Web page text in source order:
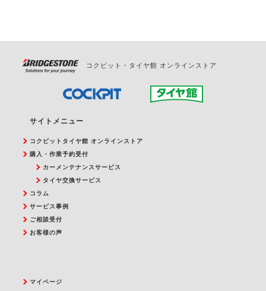
コクピット・タイヤ館 オンラインストア
サイトメニュー
コクピットタイヤ館 オンラインストア
購入・作業予約受付
カーメンテナンスサービス
タイヤ交換サービス
コラム
サービス事例
ご相談受付
お客様の声
マイページ